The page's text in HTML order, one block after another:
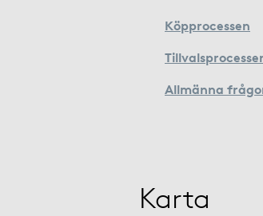
Köpprocessen
Allmänna
Karta